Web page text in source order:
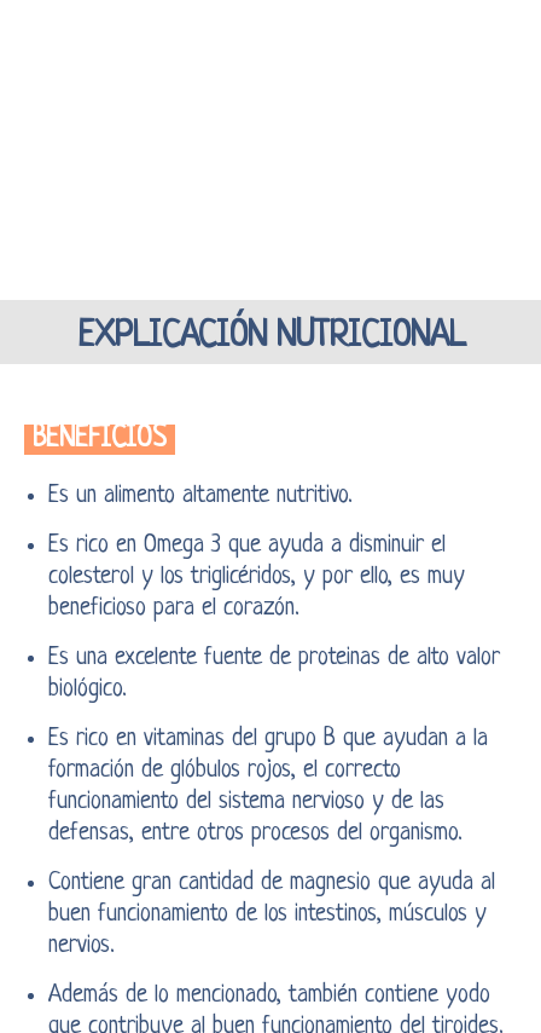
EXPLICACIÓN NUTRICIONAL
BENEFICIOS
Es un alimento altamente nutritivo.
Es rico en Omega 3 que ayuda a disminuir el
colesterol y los triglicéridos, y por ello, es muy
beneficioso para el corazón.
Es una excelente fuente de proteinas de alto valor
biológico.
Es rico en vitaminas del grupo B que ayudan a la
formación de glóbulos rojos, el correcto
funcionamiento del sistema nervioso y de las
defensas, entre otros procesos del organismo.
Contiene gran cantidad de magnesio que ayuda al
buen funcionamiento de los intestinos, músculos y
nervios.
Además de lo mencionado, también contiene yodo
que contribuye al buen funcionamiento del tiroides.